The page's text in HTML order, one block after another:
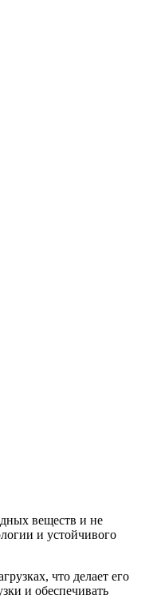
веществ и не
и устойчивого
что делает его
и обеспечивать